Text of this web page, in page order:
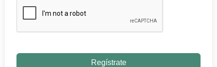
Regístrate